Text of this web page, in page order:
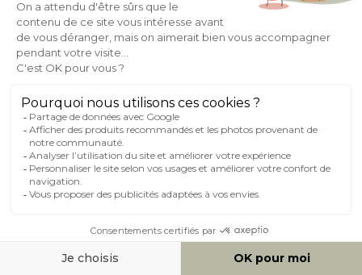
AIDE & CONTACT